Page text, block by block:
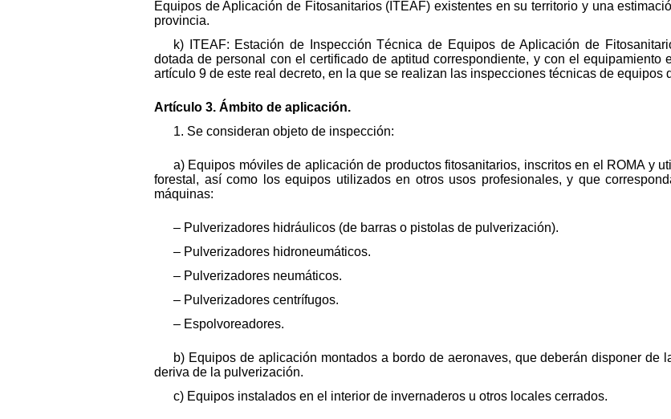
Equipos de Aplicación de Fitosanitarios (ITEAF) existentes en su territorio y una
provincia.
k) ITEAF: Estación de Inspección Técnica de Equipos de Aplicación de
dotada de personal con el certificado de aptitud correspondiente, y con el equipamiento
artículo 9 de este real decreto, en la que se realizan las inspecciones técnicas de equipos
Artículo 3. Ámbito de aplicación.
1. Se consideran objeto de inspección:
a) Equipos móviles de aplicación de productos fitosanitarios, inscritos en el ROMA y
forestal, así como los equipos utilizados en otros usos profesionales, y que
máquinas:
– Pulverizadores hidráulicos (de barras o pistolas de pulverización).
– Pulverizadores hidroneumáticos.
– Pulverizadores neumáticos.
– Pulverizadores centrífugos.
– Espolvoreadores.
b) Equipos de aplicación montados a bordo de aeronaves, que deberán disponer de
deriva de la pulverización.
c) Equipos instalados en el interior de invernaderos u otros locales cerrados.